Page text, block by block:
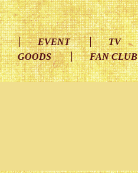
EVENT
TV
GOODS FAN CLUB